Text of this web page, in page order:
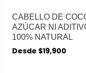
CABELLO DE
AZÚCAR NI
100% NATURAL
Desde $19,900